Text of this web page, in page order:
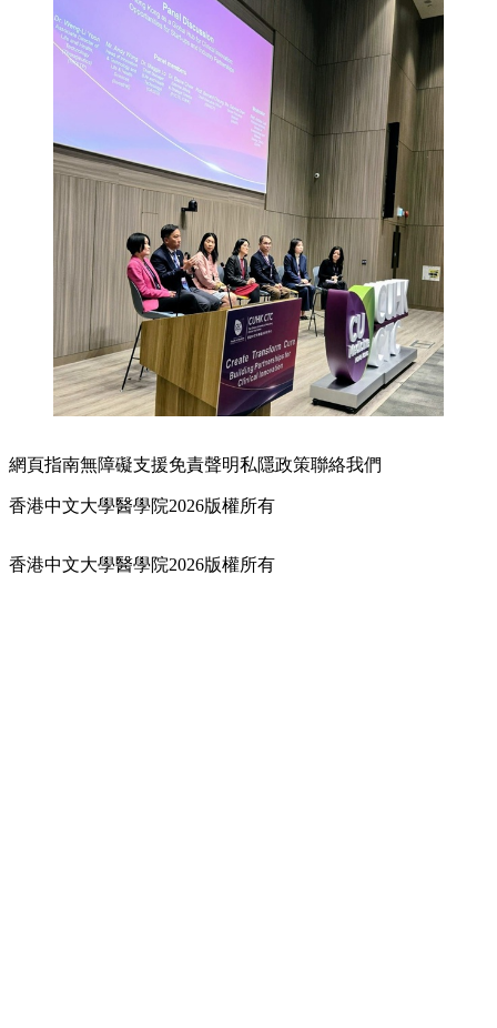
網頁指南無障礙支援免責聲明私隱政策聯絡我們
香港中文大學醫學院2026版權所有
香港中文大學醫學院2026版權所有